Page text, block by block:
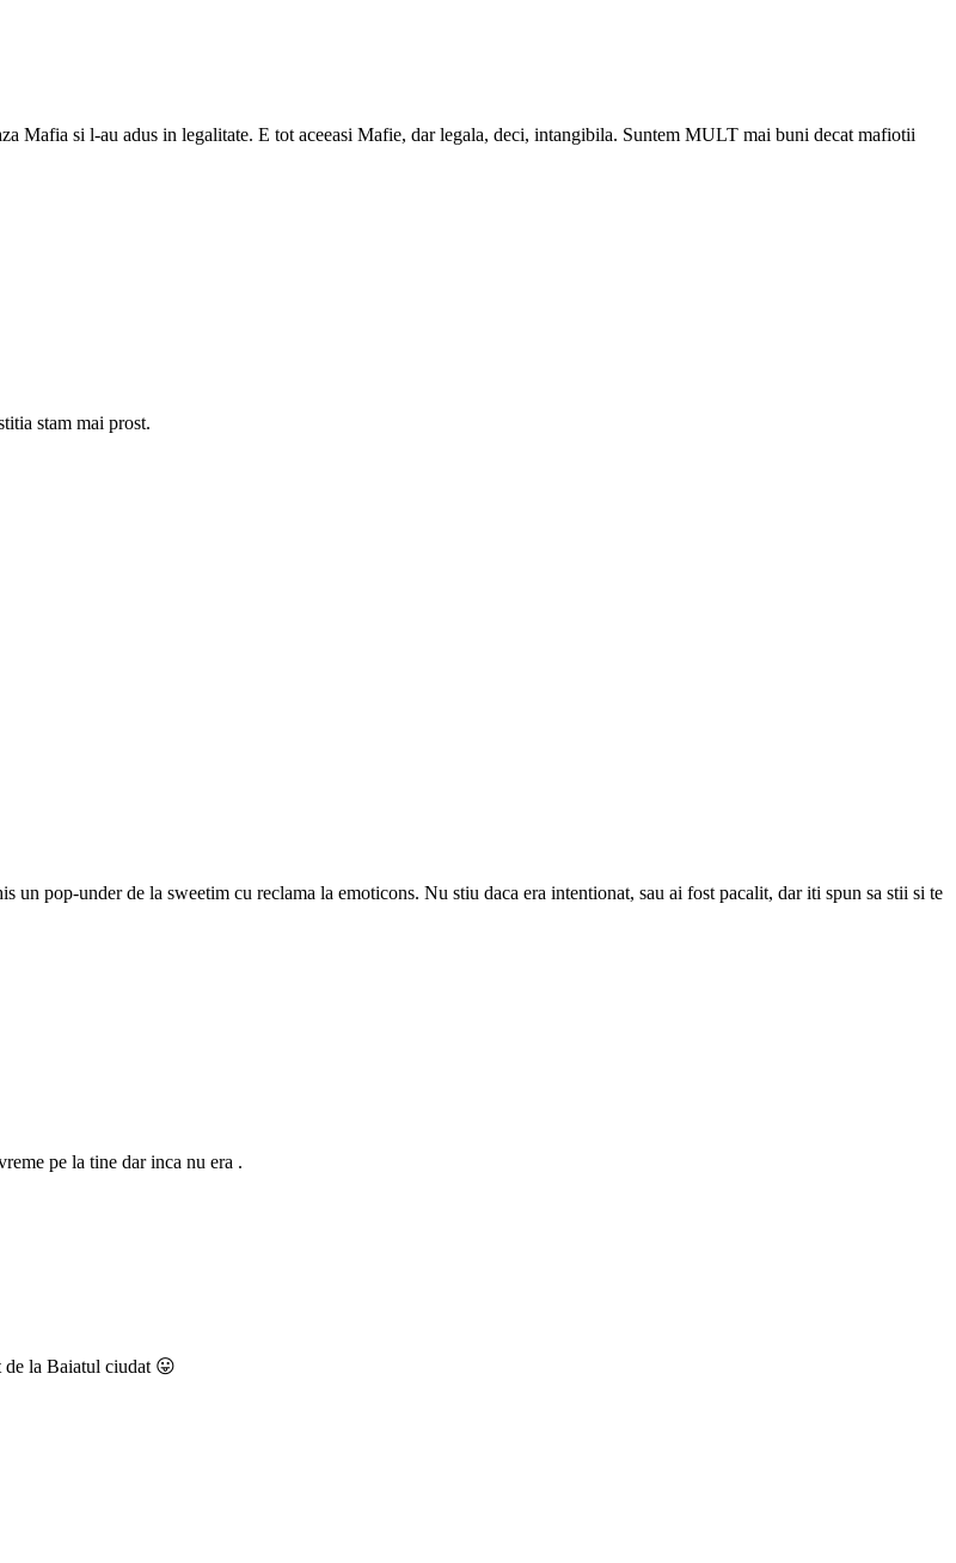
Mafia si l-au adus in legalitate. E tot aceeasi Mafie, dar legala, deci, intangibila. Suntem MULT mai buni decat mafiotii
stam mai prost.
un pop-under de la sweetim cu reclama la emoticons. Nu stiu daca era intentionat, sau ai fost pacalit, dar iti spun sa stii si te
pe la tine dar inca nu era .
de la Baiatul ciudat 😛